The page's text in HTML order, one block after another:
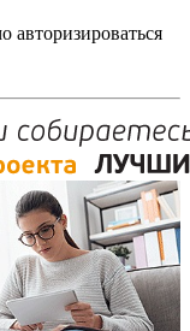
авторизироваться